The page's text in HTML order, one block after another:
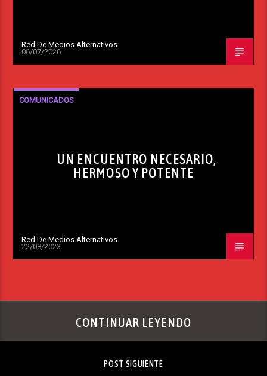
Red De Medios Alternativos
06/07/2026
COMUNICADOS
UN ENCUENTRO NECESARIO,
HERMOSO Y POTENTE
Red De Medios Alternativos
22/08/2023
CONTINUAR LEYENDO
POST SIGUIENTE